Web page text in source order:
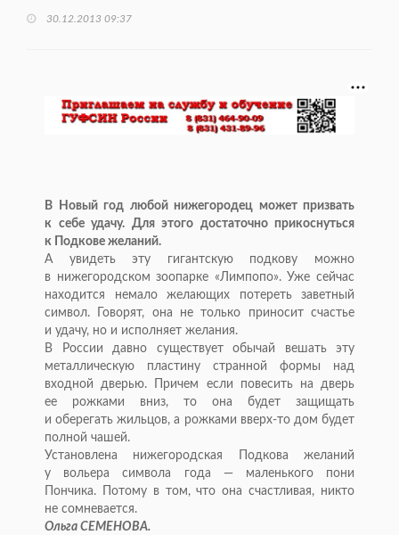
30.12.2013 09:37
В
Новый год любой нижегородец может призвать
к себе удачу. Для этого достаточно прикоснуться
к
Подкове желаний.
А
увидеть эту гигантскую подкову можно
в нижегородском зоопарке «Лимпопо». Уже сейчас
находится немало желающих потереть заветный
символ. Говорят, она не только приносит счастье
и удачу, но и исполняет желания.
В
России давно существует обычай вешать эту
металлическую пластину странной формы над
входной дверью. Причем если повесить на
дверь
ее
рожками вниз, то
она будет защищать
и оберегать жильцов, а рожками вверх-тодом будет
полной чашей.
Установлена нижегородская Подкова желаний
у
вольера символа года —маленького пони
Пончика. Потому в том, что она счастливая, никто
не сомневается.
Ольга СЕМЕНОВА.